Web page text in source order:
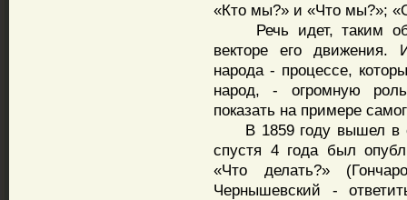
«Кто мы?» и «Что мы?»;
Речь идет, таким
векторе его движения.
народа - процессе,
народ, - огромную
показать на примере
В 1859 году вышел в
спустя 4 года был
«Что делать?»
Чернышевский -